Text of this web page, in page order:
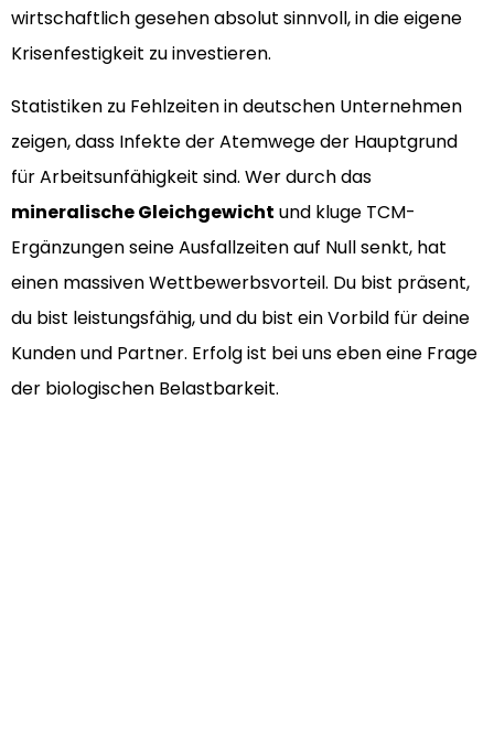
wirtschaftlich gesehen absolut sinnvoll, in die eigene
Krisenfestigkeit zu investieren.
Statistiken zu Fehlzeiten in deutschen Unternehmen
zeigen, dass Infekte der Atemwege der Hauptgrund
für Arbeitsunfähigkeit sind. Wer durch das
mineralische Gleichgewicht und kluge TCM-
Ergänzungen seine Ausfallzeiten auf Null senkt, hat
einen massiven Wettbewerbsvorteil. Du bist präsent,
du bist leistungsfähig, und du bist ein Vorbild für deine
Kunden und Partner. Erfolg ist bei uns eben eine Frage
der biologischen Belastbarkeit.